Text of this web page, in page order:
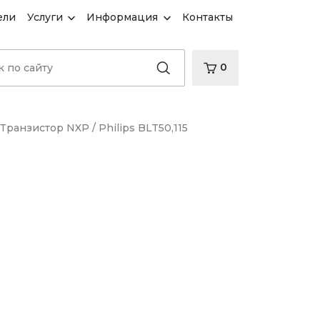
Услуги Информация Контакты
0
Транзистор NXP / Philips BLT50,115